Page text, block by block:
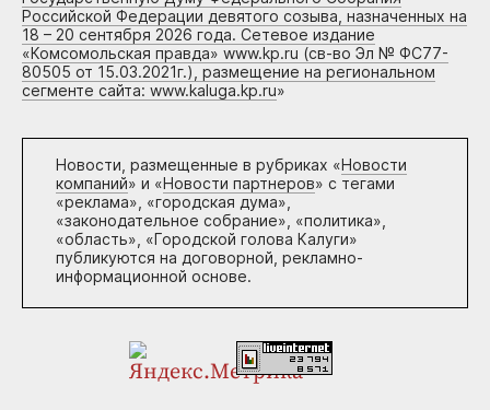
Российской Федерации девятого созыва, назначенных на
18 – 20 сентября 2026 года. Сетевое издание
«Комсомольская правда» www.kp.ru (св-во Эл № ФС77-
80505 от 15.03.2021г.), размещение на региональном
сегменте сайта: www.kaluga.kp.ru»
Новости, размещенные в рубриках «Новости
компаний» и «Новости партнеров» с тегами
«реклама», «городская дума»,
«законодательное собрание», «политика»,
«область», «Городской голова Калуги»
публикуются на договорной, рекламно-
информационной основе.